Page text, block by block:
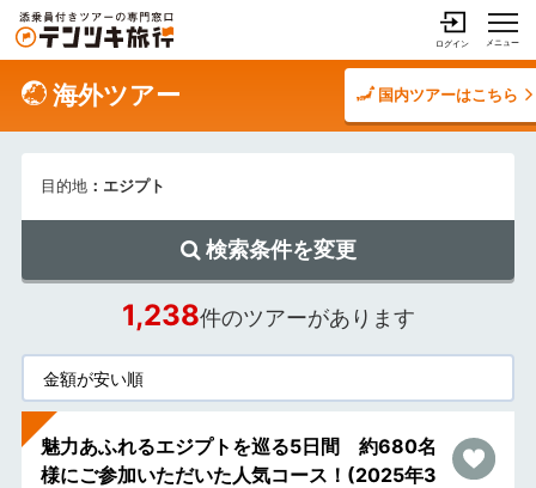
ログイン メニュー
海外ツアー 国内ツアーはこちら
目的地 ：エジプト
検索条件を変更
1,238件のツアーがあります
魅力あふれるエジプトを巡る5日間 約680名
様にご参加いただいた人気コース！(2025年3